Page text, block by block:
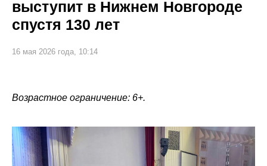
выступит в Нижнем Новгороде
спустя 130 лет
16 мая 2026 года, 10:14
Возрастное ограничение: 6+.